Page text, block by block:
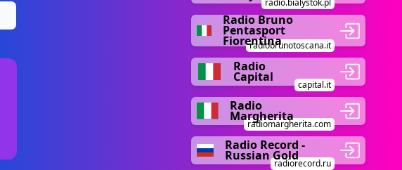
radio.bialystok.pl
Radio Bruno
Pentasport
Fiorentina
radiobrunotoscana.it
Radio
Capital
capital.it
Radio
Margherita
radiomargherita.com
Radio Record -
Russian Gold
radiorecord.ru